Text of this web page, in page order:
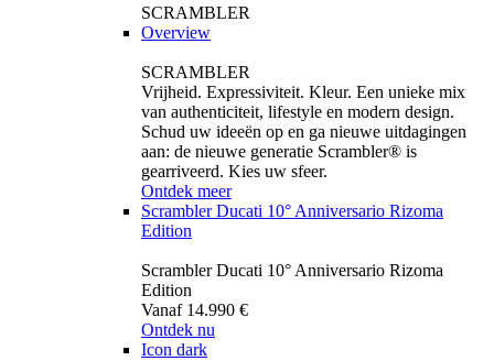
SCRAMBLER
Overview
SCRAMBLER
Vrijheid. Expressiviteit. Kleur. Een unieke mix
van authenticiteit, lifestyle en modern design.
Schud uw ideeën op en ga nieuwe uitdagingen
aan: de nieuwe generatie Scrambler® is
gearriveerd. Kies uw sfeer.
Ontdek meer
Scrambler Ducati 10° Anniversario Rizoma
Edition
Scrambler Ducati 10° Anniversario Rizoma
Edition
Vanaf 14.990 €
Ontdek nu
Icon dark